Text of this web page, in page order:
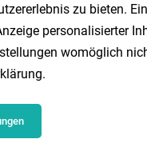
Speichere
Erhalte alle neuen
zu bieten.
personalisierter
womöglich
.